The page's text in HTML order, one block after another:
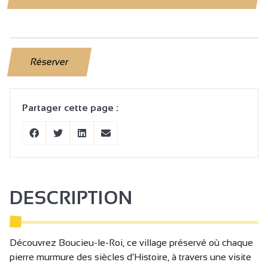
Réserver
Partager cette page :
DESCRIPTION
Découvrez Boucieu-le-Roi, ce village préservé où chaque
pierre murmure des siècles d’Histoire, à travers une visite